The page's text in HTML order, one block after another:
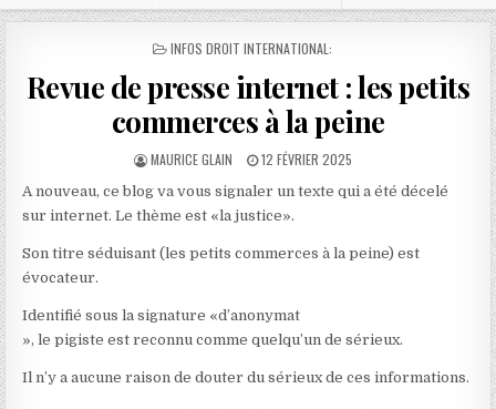
POSTED
INFOS DROIT INTERNATIONAL:
Revue de presse internet : les petits
commerces à la peine
AUTHOR:
MAURICE GLAIN
PUBLISHED
12 FÉVRIER 2025
A nouveau, ce blog va vous signaler un texte qui a été décelé
sur internet. Le thème est «la justice».
Son titre séduisant (les petits commerces à la peine) est
évocateur.
Identifié sous la signature «d’anonymat
», le pigiste est reconnu comme quelqu’un de sérieux.
Il n’y a aucune raison de douter du sérieux de ces informations.